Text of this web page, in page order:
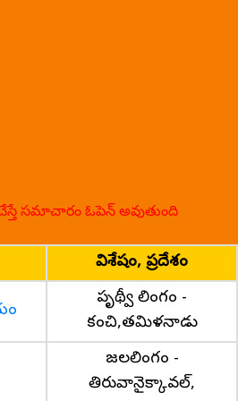
సమాచారం ఓపెన్ అవుతుంది
విశేషం, ప్రదేశం
పృథ్వీ లింగం -
కంచి,తమిళనాడు
జలలింగం -
తిరువానైక్కావల్,